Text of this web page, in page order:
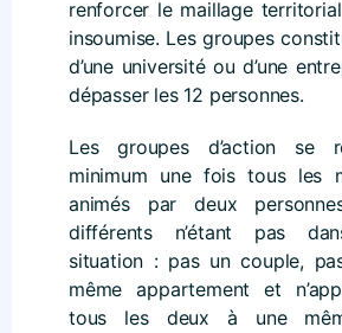
renforcer le maillage
insoumise. Les groupes
d’une université ou d’une
dépasser les 12 personnes.
Les groupes d’action se
minimum une fois tous les
animés par deux
différents n’étant pas
situation : pas un couple,
même appartement et
tous les deux à une